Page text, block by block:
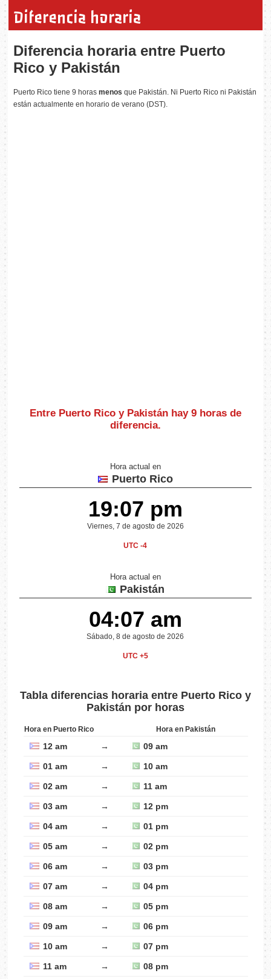
Diferencia horaria
Diferencia horaria entre Puerto
Rico y Pakistán
Puerto Rico tiene 9 horasmenos que Pakistán. Ni Puerto Rico ni Pakistán
están actualmente en horario de verano (DST).
Entre Puerto Rico y Pakistán hay 9 horas de
diferencia.
Hora actual en
Puerto Rico
19:07 pm
Viernes, 7 de agosto de 2026
UTC -4
Hora actual en
Pakistán
04:07 am
Sábado, 8 de agosto de 2026
UTC +5
Tabla diferencias horaria entre Puerto Rico y
Pakistán por horas
Hora en Puerto Rico Hora en Pakistán
12 am → 09 am
01 am → 10 am
02 am → 11 am
03 am → 12 pm
04 am → 01 pm
05 am → 02 pm
06 am → 03 pm
07 am → 04 pm
08 am → 05 pm
09 am → 06 pm
10 am → 07 pm
11 am → 08 pm